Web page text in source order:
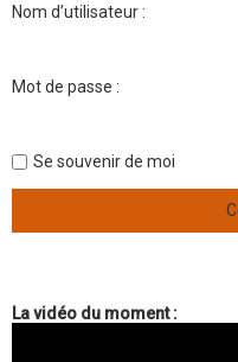
Nom d’utilisateur :
Mot de passe :
Se souvenir de moi
La vidéo du moment :